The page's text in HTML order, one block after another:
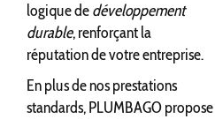
logique dedéveloppement
durable, renforçant la
réputation de votre entreprise.
En plus de nos prestations
standards, PLUMBAGO propose